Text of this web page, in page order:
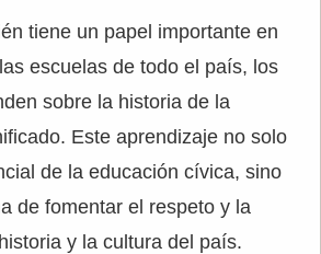
tiene un papel importante en
escuelas de todo el país, los
sobre la historia de la
Este aprendizaje no solo
de la educación cívica, sino
de fomentar el respeto y la
y la cultura del país.